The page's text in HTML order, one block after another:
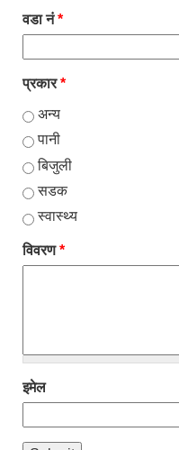
वडा नं*
प्रकार*
अन्य
पानी
बिजुली
सडक
स्वास्थ्य
विवरण*
इमेल